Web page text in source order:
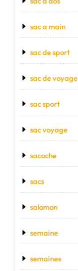
sac a main
sac de sport
sac de voyage
sac sport
sac voyage
sacoche
sacs
salomon
semaine
semaines